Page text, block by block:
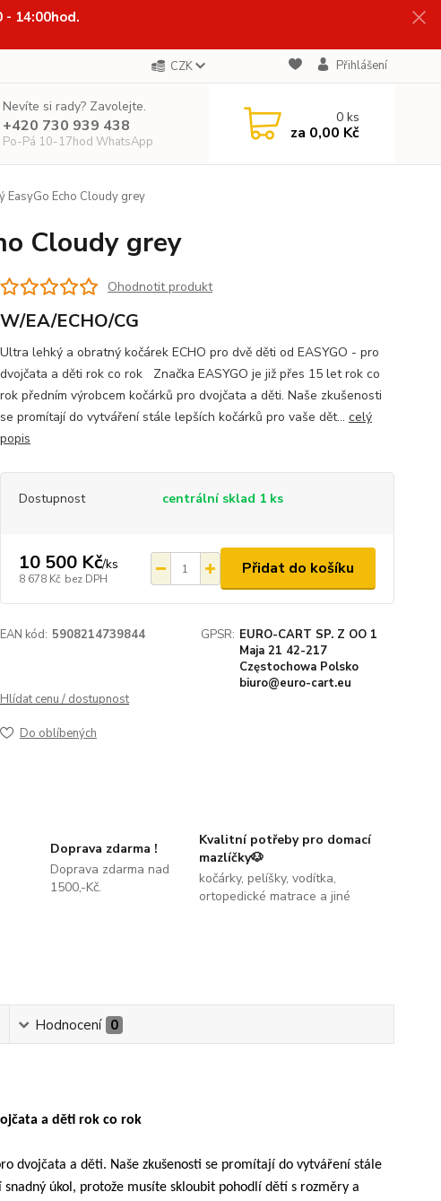
- 14:00hod.
CZK Přihlášení
Nevíte si rady? Zavolejte.
+420 730 939 438
Po-Pá 10-17hod WhatsApp
0ks
za 0,00 Kč
EasyGo Echo Cloudy grey
Cloudy grey
Ohodnotit produkt
W/EA/ECHO/CG
Ultra lehký a obratný kočárek ECHO pro dvě děti od EASYGO - pro
dvojčata a děti rok co rok Značka EASYGO je již přes 15 let rok co
rok předním výrobcem kočárků pro dvojčata a děti. Naše zkušenosti
se promítají do vytváření stále lepších kočárků pro vaše dět... celý
popis
Dostupnost centrální sklad 1 ks
10 500 Kč/ks
8 678 Kč bez DPH
Přidat do košíku
EAN kód: 5908214739844 GPSR: EURO-CART SP. Z OO 1
Maja 21 42-217
Częstochowa Polsko
biuro@euro-cart.eu
Hlídat cenu / dostupnost
Do oblíbených
Doprava zdarma !
Doprava zdarma nad
1500,-Kč.
Kvalitní potřeby pro domací
mazlíčky🐶
kočárky, pelíšky, vodítka,
ortopedické matrace a jiné
Hodnocení 0
a děti rok co rok
dvojčata a děti. Naše zkušenosti se promítají do vytváření stále
úkol, protože musíte skloubit pohodlí dětí s rozměry a